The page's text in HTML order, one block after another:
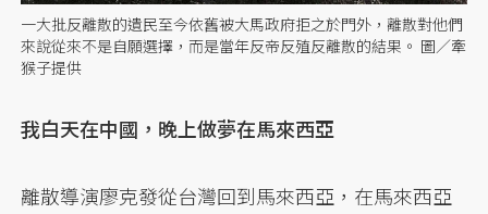
一大批反離散的遺民至今依舊被大馬政府拒之於門外，離散對他們
來說從來不是自願選擇，而是當年反帝反殖反離散的結果。 圖／牽
猴子提供
我白天在中國，晚上做夢在馬來西亞
離散導演廖克發從台灣回到馬來西亞，在馬來西亞